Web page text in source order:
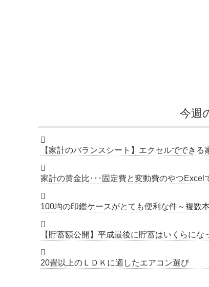
今週
【家計のバランスシート】エクセルででき
家計の黄金比･･･固定費と変動費のやつExcel
100均の印鑑ケースがとても便利な件～複数
【貯蓄額公開】平成最後に貯蓄はいくらにな
20畳以上のＬＤＫに適したエアコン選び